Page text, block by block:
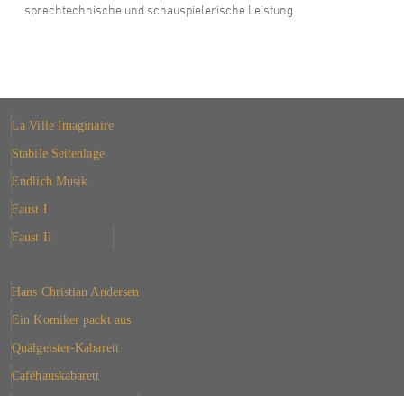
sprechtechnische und schauspielerische Leistung
La Ville Imaginaire
Stabile Seitenlage
Endlich Musik
Faust I
Faust II
Hans Christian Andersen
Ein Komiker packt aus
Quälgeister-Kabarett
Caféhauskabarett